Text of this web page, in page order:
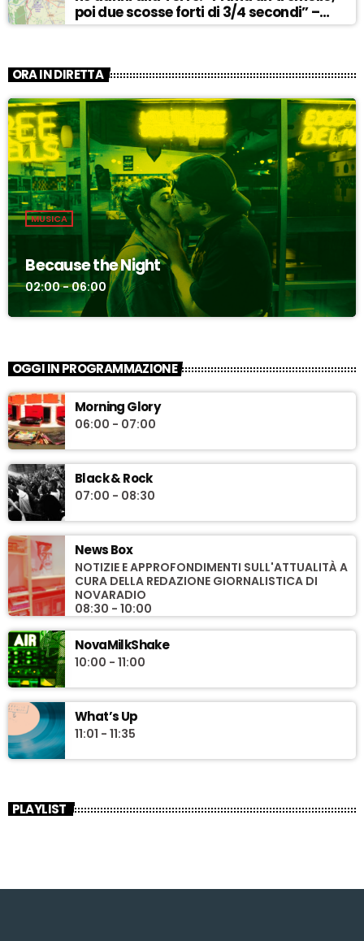
poi due scosse forti di 3/4 secondi” –
ASCOLTA
ORA IN DIRETTA
MUSICA
Because the Night
02:00 - 06:00
OGGI IN PROGRAMMAZIONE
Morning Glory
06:00 - 07:00
Black & Rock
07:00 - 08:30
News Box
NOTIZIE E APPROFONDIMENTI SULL'ATTUALITÀ A
CURA DELLA REDAZIONE GIORNALISTICA DI
NOVARADIO
08:30 - 10:00
NovaMilkShake
10:00 - 11:00
What’s Up
11:01 - 11:35
PLAYLIST